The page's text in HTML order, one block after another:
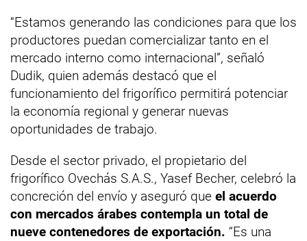
“Estamos generando las condiciones para que los
productores puedan comercializar tanto en el
mercado interno como internacional”, señaló
Dudik, quien además destacó que el
funcionamiento del frigorífico permitirá potenciar
la economía regional y generar nuevas
oportunidades de trabajo.
Desde el sector privado, el propietario del
frigorífico Ovechás S.A.S., Yasef Becher, celebró la
concreción del envío y aseguró que el acuerdo
con mercados árabes contempla un total de
nueve contenedores de exportación. “Es una